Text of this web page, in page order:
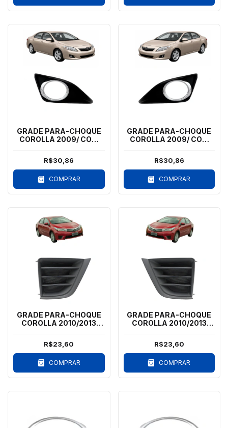
GRADE PARA-CHOQUE
COROLLA 2009/ COM
CROMADO
R$30,86
COMPRAR
GRADE PARA-CHOQUE
COROLLA 2009/ COM
CROMADO
R$30,86
COMPRAR
GRADE PARA-CHOQUE
COROLLA 2010/2013
R$23,60
COMPRAR
GRADE PARA-CHOQUE
COROLLA 2010/2013
R$23,60
COMPRAR